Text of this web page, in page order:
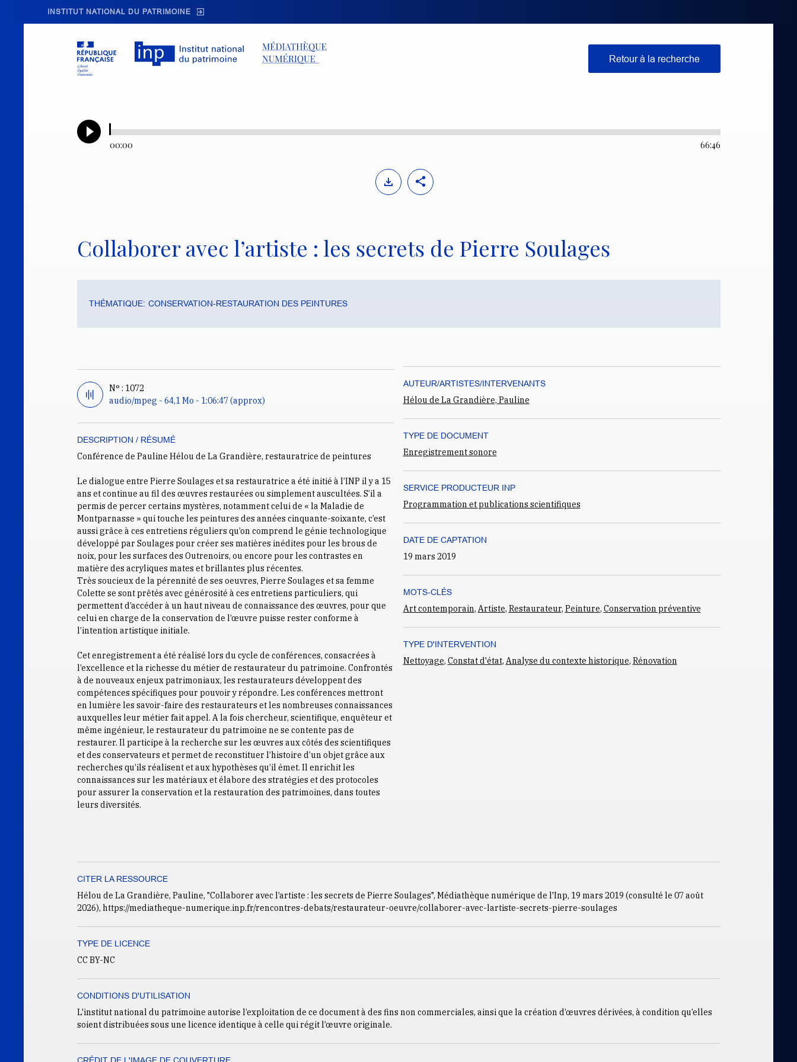
Skip to main navigation
Aller au contenu principal
Skip to search
Retour à la recherche
INSTITUT NATIONAL DU PATRIMOINE
00:00 66:46
Collaborer avec l’artiste : les secrets de Pierre Soulages
THÉMATIQUE: CONSERVATION-RESTAURATION DES PEINTURES
N° : 1072
audio/mpeg - 64,1 Mo - 1:06:47 (approx)
DESCRIPTION / RÉSUMÉ
Conférence de Pauline Hélou de La Grandière, restauratrice de peintures
Le dialogue entre Pierre Soulages et sa restauratrice a été initié à l’INP il y a 15
ans et continue au fil des œuvres restaurées ou simplement auscultées. S’il a
permis de percer certains mystères, notamment celui de « la Maladie de
Montparnasse » qui touche les peintures des années cinquante-soixante, c’est
aussi grâce à ces entretiens réguliers qu’on comprend le génie technologique
développé par Soulages pour créer ses matières inédites pour les brous de
noix, pour les surfaces des Outrenoirs, ou encore pour les contrastes en
matière des acryliques mates et brillantes plus récentes.
Très soucieux de la pérennité de ses oeuvres, Pierre Soulages et sa femme
Colette se sont prêtés avec générosité à ces entretiens particuliers, qui
permettent d’accéder à un haut niveau de connaissance des œuvres, pour que
celui en charge de la conservation de l’œuvre puisse rester conforme à
l’intention artistique initiale.
Cet enregistrement a été réalisé lors du cycle de conférences, consacrées à
l’excellence et la richesse du métier de restaurateur du patrimoine. Confrontés
à de nouveaux enjeux patrimoniaux, les restaurateurs développent des
compétences spécifiques pour pouvoir y répondre. Les conférences mettront
en lumière les savoir-faire des restaurateurs et les nombreuses connaissances
auxquelles leur métier fait appel. A la fois chercheur, scientifique, enquêteur et
même ingénieur, le restaurateur du patrimoine ne se contente pas de
restaurer. Il participe à la recherche sur les œuvres aux côtés des scientifiques
et des conservateurs et permet de reconstituer l’histoire d’un objet grâce aux
recherches qu’ils réalisent et aux hypothèses qu’il émet. Il enrichit les
connaissances sur les matériaux et élabore des stratégies et des protocoles
pour assurer la conservation et la restauration des patrimoines, dans toutes
leurs diversités.
AUTEUR/ARTISTES/INTERVENANTS
Hélou de La Grandière, Pauline
TYPE DE DOCUMENT
Enregistrement sonore
SERVICE PRODUCTEUR INP
Programmation et publications scientifiques
DATE DE CAPTATION
19 mars 2019
MOTS-CLÉS
Art contemporain, Artiste, Restaurateur, Peinture, Conservation préventive
TYPE D'INTERVENTION
Nettoyage, Constat d'état, Analyse du contexte historique, Rénovation
CITER LA RESSOURCE
Hélou de La Grandière, Pauline, "Collaborer avec l’artiste : les secrets de Pierre Soulages", Médiathèque numérique de l'Inp, 19 mars 2019 (consulté le 07 août
2026), https://mediatheque-numerique.inp.fr/rencontres-debats/restaurateur-oeuvre/collaborer-avec-lartiste-secrets-pierre-soulages
TYPE DE LICENCE
CC BY-NC
CONDITIONS D'UTILISATION
L'institut national du patrimoine autorise l’exploitation de ce document à des fins non commerciales, ainsi que la création d’œuvres dérivées, à condition qu’elles
soient distribuées sous une licence identique à celle qui régit l’œuvre originale.